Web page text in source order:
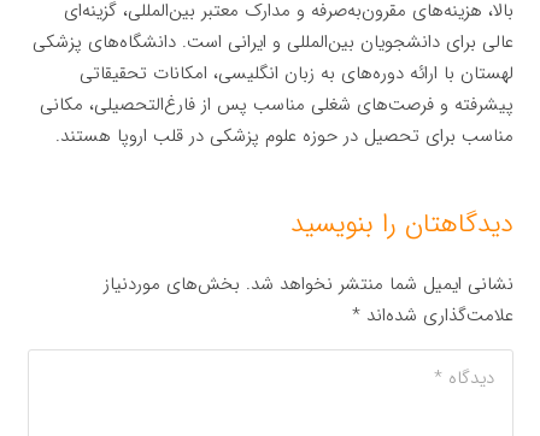
بالا، هزینه‌های مقرون‌به‌صرفه و مدارک معتبر بین‌المللی، گزینه‌ای
عالی برای دانشجویان بین‌المللی و ایرانی است. دانشگاه‌های پزشکی
لهستان با ارائه دوره‌های به زبان انگلیسی، امکانات تحقیقاتی
پیشرفته و فرصت‌های شغلی مناسب پس از فارغ‌التحصیلی، مکانی
مناسب برای تحصیل در حوزه علوم پزشکی در قلب اروپا هستند.
دیدگاهتان را بنویسید
نشانی ایمیل شما منتشر نخواهد شد. بخش‌های موردنیاز
علامت‌گذاری شده‌اند*